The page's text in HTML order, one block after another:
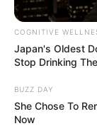
COGNITIVE
Japan's Oldest
Stop Drinking
BUZZ DAY
She Chose To
Now